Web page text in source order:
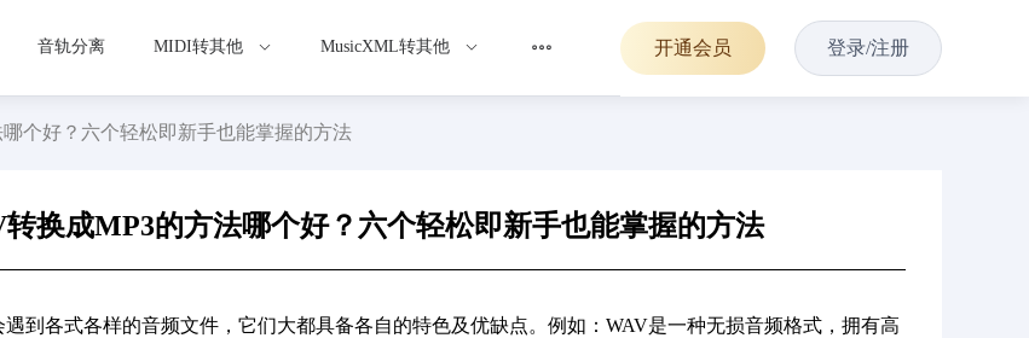
音轨分离 MIDI转其他 MusicXML转其他 开通会员 登录/注册
个好？六个轻松即新手也能掌握的方法
转换成MP3的方法哪个好？六个轻松即新手也能掌握的方法
到各式各样的音频文件，它们大都具备各自的特色及优缺点。例如：WAV是一种无损音频格式，拥有高